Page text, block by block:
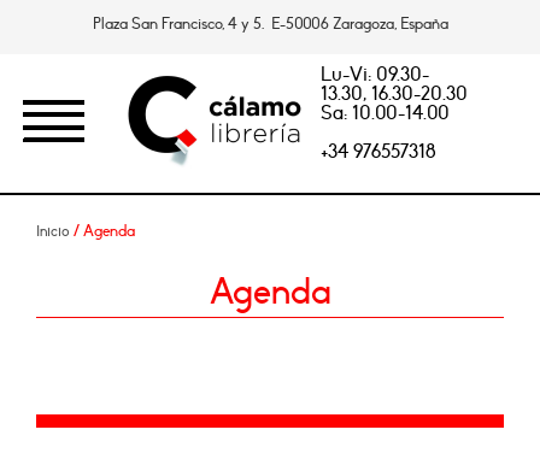
Plaza San Francisco, 4 y 5. E-50006 Zaragoza, España
Lu-Vi: 09.30-
13.30, 16.30-20.30
Sa: 10.00-14.00
+34 976557318
Inicio / Agenda
Agenda